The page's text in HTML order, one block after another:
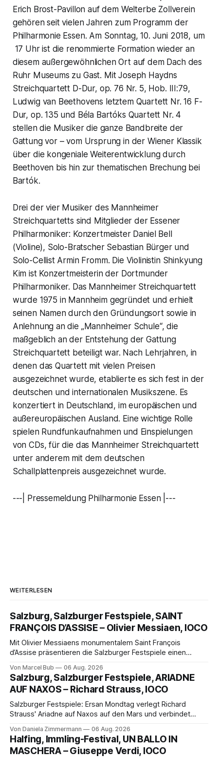
Erich Brost-Pavillon auf dem Welterbe Zollverein
gehören seit vielen Jahren zum Programm der
Philharmonie Essen. Am Sonntag, 10. Juni 2018, um
17 Uhr ist die renommierte Formation wieder an
diesem außergewöhnlichen Ort auf dem Dach des
Ruhr Museums zu Gast. Mit Joseph Haydns
Streichquartett D-Dur, op. 76 Nr. 5, Hob. III:79,
Ludwig van Beethovens letztem Quartett Nr. 16 F-
Dur, op. 135 und Béla Bartóks Quartett Nr. 4
stellen die Musiker die ganze Bandbreite der
Gattung vor – vom Ursprung in der Wiener Klassik
über die kongeniale Weiterentwicklung durch
Beethoven bis hin zur thematischen Brechung bei
Bartók.
Drei der vier Musiker des Mannheimer
Streichquartetts sind Mitglieder der Essener
Philharmoniker: Konzertmeister Daniel Bell
(Violine), Solo-Bratscher Sebastian Bürger und
Solo-Cellist Armin Fromm. Die Violinistin Shinkyung
Kim ist Konzertmeisterin der Dortmunder
Philharmoniker. Das Mannheimer Streichquartett
wurde 1975 in Mannheim gegründet und erhielt
seinen Namen durch den Gründungsort sowie in
Anlehnung an die „Mannheimer Schule“, die
maßgeblich an der Entstehung der Gattung
Streichquartett beteiligt war. Nach Lehrjahren, in
denen das Quartett mit vielen Preisen
ausgezeichnet wurde, etablierte es sich fest in der
deutschen und internationalen Musikszene. Es
konzertiert in Deutschland, im europäischen und
außereuropäischen Ausland. Eine wichtige Rolle
spielen Rundfunkaufnahmen und Einspielungen
von CDs, für die das Mannheimer Streichquartett
unter anderem mit dem deutschen
Schallplattenpreis ausgezeichnet wurde.
---| Pressemeldung Philharmonie Essen |---
WEITERLESEN
Salzburg, Salzburger Festspiele, SAINT
FRANÇOIS D’ASSISE – Olivier Messiaen, IOCO
Mit Olivier Messiaens monumentalem Saint François
d’Assise präsentieren die Salzburger Festspiele einen
eine bildgewaltige Inszenierung, Maxime Pascal entfaltet
die komplexe Partitur eindrucksvoll, Philippe Sly berührt als
Franziskus.
Von Marcel Bub 06 Aug. 2026
Salzburg, Salzburger Festspiele, ARIADNE
AUF NAXOS – Richard Strauss, IOCO
Salzburger Festspiele: Ersan Mondtag verlegt Richard
Strauss' Ariadne auf Naxos auf den Mars und verbindet
Aufführung mit starken Solisten und den Wiener
Philharmonikern, szenisch bleibt der zweite Akt jedoch
hinter den Erwartungen zurück.
Von Daniela Zimmermann 06 Aug. 2026
Halfing, Immling-Festival, UN BALLO IN
MASCHERA – Giuseppe Verdi, IOCO